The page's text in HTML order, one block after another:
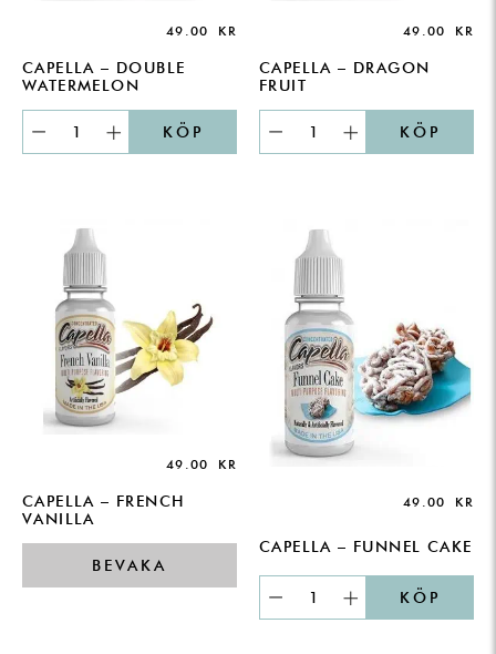
49.00 KR
CAPELLA – DOUBLE
WATERMELON
KÖP
49.00 KR
CAPELLA – DRAGON
FRUIT
KÖP
49.00 KR
CAPELLA – FRENCH
VANILLA
BEVAKA
49.00 KR
CAPELLA – FUNNEL CAKE
KÖP